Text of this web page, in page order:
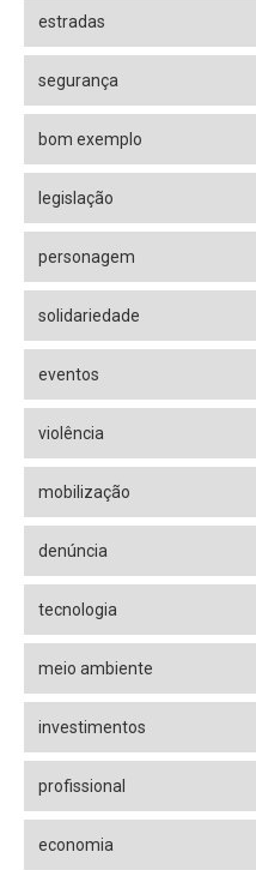
estradas
segurança
bom exemplo
legislação
personagem
solidariedade
eventos
violência
mobilização
denúncia
tecnologia
meio ambiente
investimentos
profissional
economia